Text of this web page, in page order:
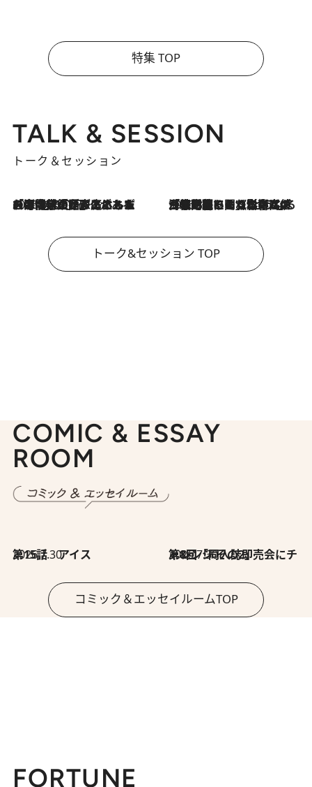
特集 TOP
TALK & SESSION
トーク＆セッション
2026.8.3
「今後値上げがあるとすれば…」「リスクがあるのは今年の冬」エネルギー専門家が語る、ホルムズ海峡封鎖が家庭にもたらす“ある心配” 2026.8.3
「住宅建てられない…」「サーチャージ料の高値が続いている」ホルムズ海峡封鎖による影響はいつまで続く？《エネルギー専門家に聞く“どうなる日本の暮らし”》
トーク&セッション TOP
COMIC & ESSAY
ROOM
2026.7.30
第15話 アイス 2026.7.30
第8回「同人誌即売会にチャレンジ その2」
コミック＆エッセイルームTOP
FORTUNE